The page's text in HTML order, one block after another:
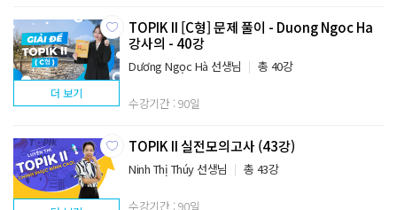
TOPIK II [C형] 문제 풀이 - Duong Ngoc Ha
강사의 - 40강
Dương Ngọc Hà 선생님 총 40강
수강기간 : 90일
더 보기
TOPIK II 실전모의고사 (43강)
Ninh Thị Thúy 선생님 총 43강
수강기간 : 90일